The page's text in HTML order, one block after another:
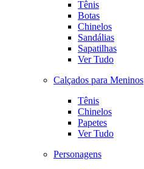
Tênis
Botas
Chinelos
Sandálias
Sapatilhas
Ver Tudo
Calçados para Meninos
Tênis
Chinelos
Papetes
Ver Tudo
Personagens